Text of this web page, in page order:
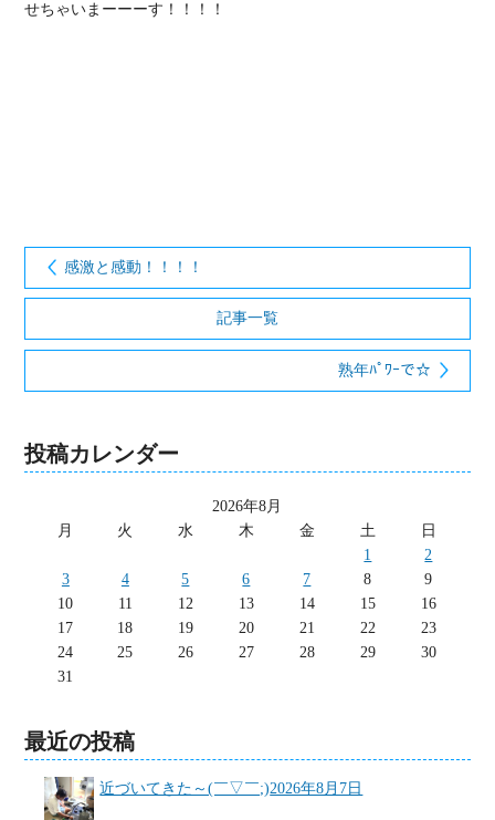
せちゃいまーーーす！！！！
感激と感動！！！！
記事一覧
熟年ﾊﾟﾜｰで☆
投稿カレンダー
2026年8月
月
火 水 木 金 土
日
1
2
3
4 5 6 7 8
9
10
11 12 13 14 15
16
17
18 19 20 21 22
23
24
25 26 27 28 29
30
31
最近の投稿
近づいてきた～(￣▽￣;)2026年8月7日